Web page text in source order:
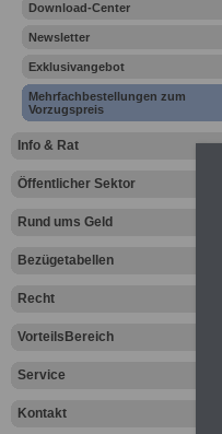
Download-Center
Newsletter
Exklusivangebot
Mehrfachbestellungen zum
Vorzugspreis
Info & Rat
Öffentlicher Sektor
Rund ums Geld
Bezügetabellen
Recht
VorteilsBereich
Service
Kontakt